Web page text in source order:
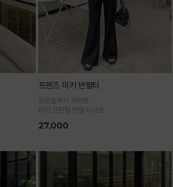
프렌즈 미키 반팔티
뒷모습까지 귀여운
미키 프린팅 반팔 티셔츠
27,000